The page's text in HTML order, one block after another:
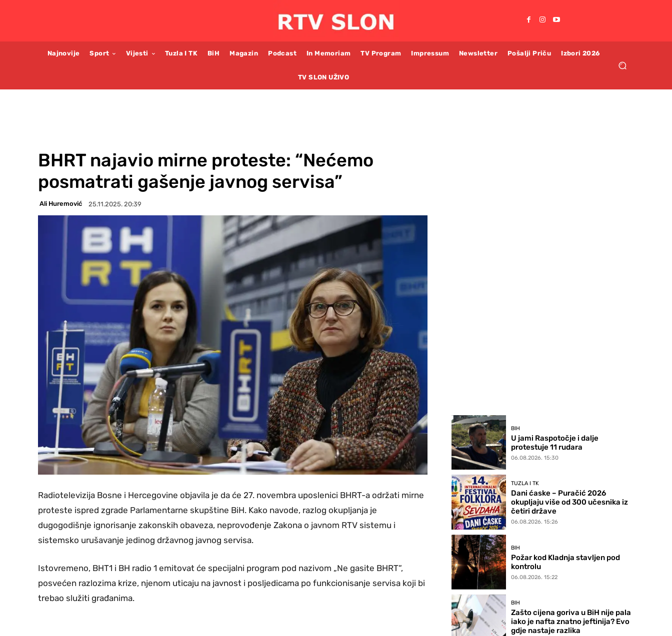
Najnovije Sport Vijesti Tuzla I TK BiH Magazin Podcast In Memoriam TV Program Impressum Newsletter Pošalji Priču Izbori 2026
TV SLON UŽIVO
BHRT najavio mirne proteste: “Nećemo
posmatrati gašenje javnog servisa”
Ali Huremović 25.11.2025. 20:39
Radiotelevizija Bosne i Hercegovine objavila je da će 27. novembra uposlenici BHRT-a održati mirne
proteste ispred zgrade Parlamentarne skupštine BiH. Kako navode, razlog okupljanja je
dugogodišnje ignorisanje zakonskih obaveza, neprovođenje Zakona o javnom RTV sistemu i
sistemsko urušavanje jedinog državnog javnog servisa.
Istovremeno, BHT1 i BH radio 1 emitovat će specijalni program pod nazivom „Ne gasite BHRT“,
posvećen razlozima krize, njenom uticaju na javnost i posljedicama po funkcionisanje servisa koji bi
trebao služiti građanima.
BIH
U jami Raspotočje i dalje
protestuje 11 rudara
06.08.2026. 15:30
TUZLA I TK
Dani ćaske – Puračić 2026
okupljaju više od 300 učesnika iz
četiri države
06.08.2026. 15:26
BIH
Požar kod Kladnja stavljen pod
kontrolu
06.08.2026. 15:22
BIH
Zašto cijena goriva u BiH nije pala
iako je nafta znatno jeftinija? Evo
gdje nastaje razlika